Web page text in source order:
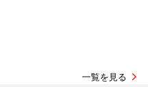
一覧を見る